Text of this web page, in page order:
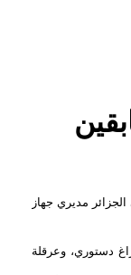
مديري جهاز
دستوري، وعرقلة